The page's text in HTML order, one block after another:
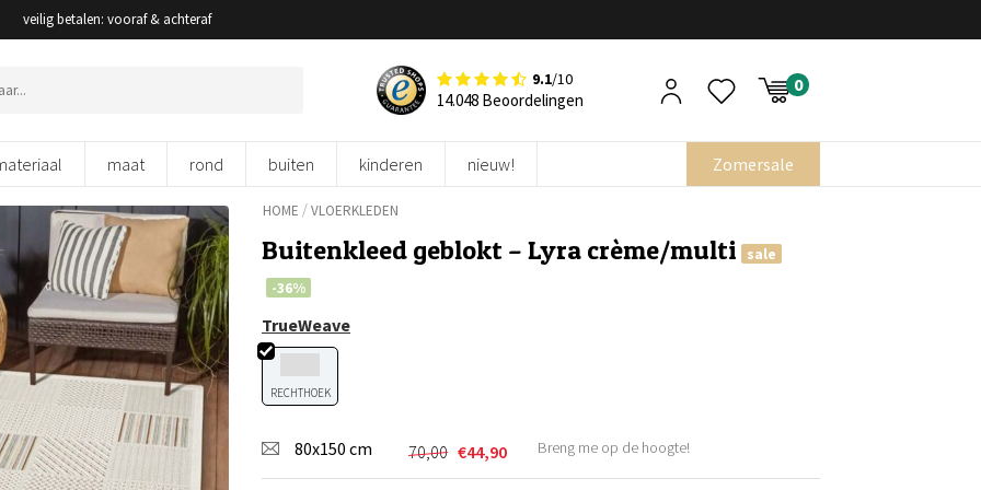
veilig betalen: vooraf & achteraf
9.1/10
14.048 Beoordelingen
maat rond buiten kinderen nieuw! Zomersale
HOME /VLOERKLEDEN
Buitenkleed geblokt – Lyra crème/multi
sale
-36%
TrueWeave
RECHTHOEK
80x150 cm 70,00
Oorspronkelijke
prijs
€44,90
Huidige
prijs
Breng me op de hoogte!